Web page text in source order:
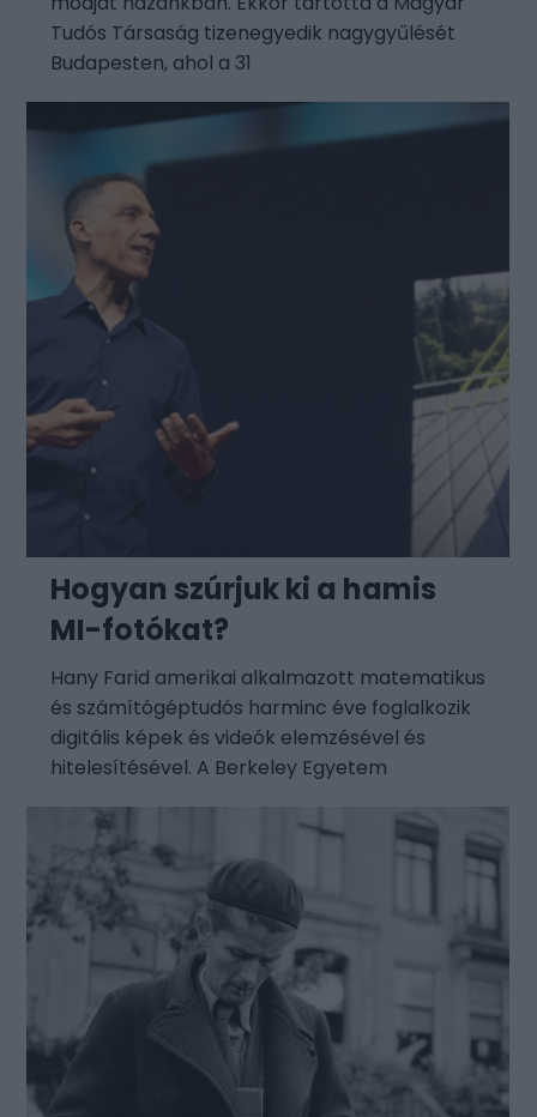
Tudós Társaság tizenegyedik nagygyűlését
Budapesten, ahol a 31
Hogyan szúrjuk ki a hamis
MI-fotókat?
Hany Farid amerikai alkalmazott matematikus
és számítógéptudós harminc éve foglalkozik
digitális képek és videók elemzésével és
hitelesítésével. A Berkeley Egyetem